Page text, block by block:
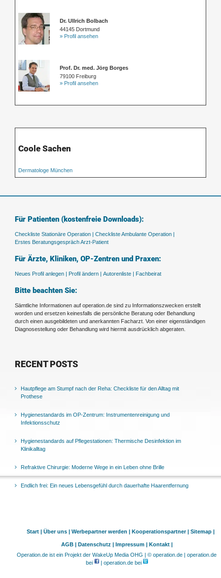
Dr. Ullrich Bolbach
44145 Dortmund
» Profil ansehen
Prof. Dr. med. Jörg Borges
79100 Freiburg
» Profil ansehen
Coole Sachen
Dermatologe München
Für Patienten (kostenfreie Downloads):
Checkliste Stationäre Operation | Checkliste Ambulante Operation |
Erstes Beratungsgespräch Arzt-Patient
Für Ärzte, Kliniken, OP-Zentren und Praxen:
Neues Profil anlegen | Profil ändern | Autorenliste | Fachbeirat
Bitte beachten Sie:
Sämtliche Informationen auf operation.de sind zu Informationszwecken erstellt
worden und ersetzen keinesfalls die persönliche Beratung oder Behandlung
durch einen ausgebildeten und anerkannten Facharzt. Von einer eigenständigen
Diagnosestellung oder Behandlung wird hiermit ausdrücklich abgeraten.
RECENT POSTS
Hautpflege am Stumpf nach der Reha: Checkliste für den Alltag mit
Prothese
Hygienestandards im OP-Zentrum: Instrumentenreinigung und
Infektionsschutz
Hygienestandards auf Pflegestationen: Thermische Desinfektion im
Klinikalltag
Refraktive Chirurgie: Moderne Wege in ein Leben ohne Brille
Endlich frei: Ein neues Lebensgefühl durch dauerhafte Haarentfernung
Start | Über uns | Werbepartner werden | Kooperationspartner | Sitemap |
AGB | Datenschutz | Impressum | Kontakt |
Operation.de ist ein Projekt der WakeUp Media OHG | © operation.de | operation.de
bei
| operation.de bei